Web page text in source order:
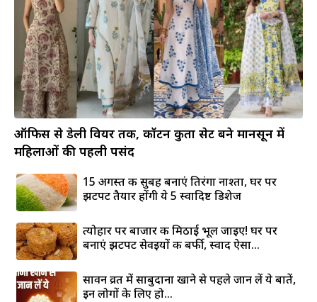
ऑफिस से डेली वियर तक, कॉटन कुर्ता सेट बने मानसून में
महिलाओं की पहली पसंद
15 अगस्त की सुबह बनाएं तिरंगा नाश्ता, घर पर
झटपट तैयार होंगी ये 5 स्वादिष्ट डिशेज
त्योहार पर बाजार की मिठाई भूल जाइए! घर पर
बनाएं झटपट सेवइयों की बर्फी, स्वाद ऐसा...
सावन व्रत में साबुदाना खाने से पहले जान लें ये बातें,
इन लोगों के लिए हो...